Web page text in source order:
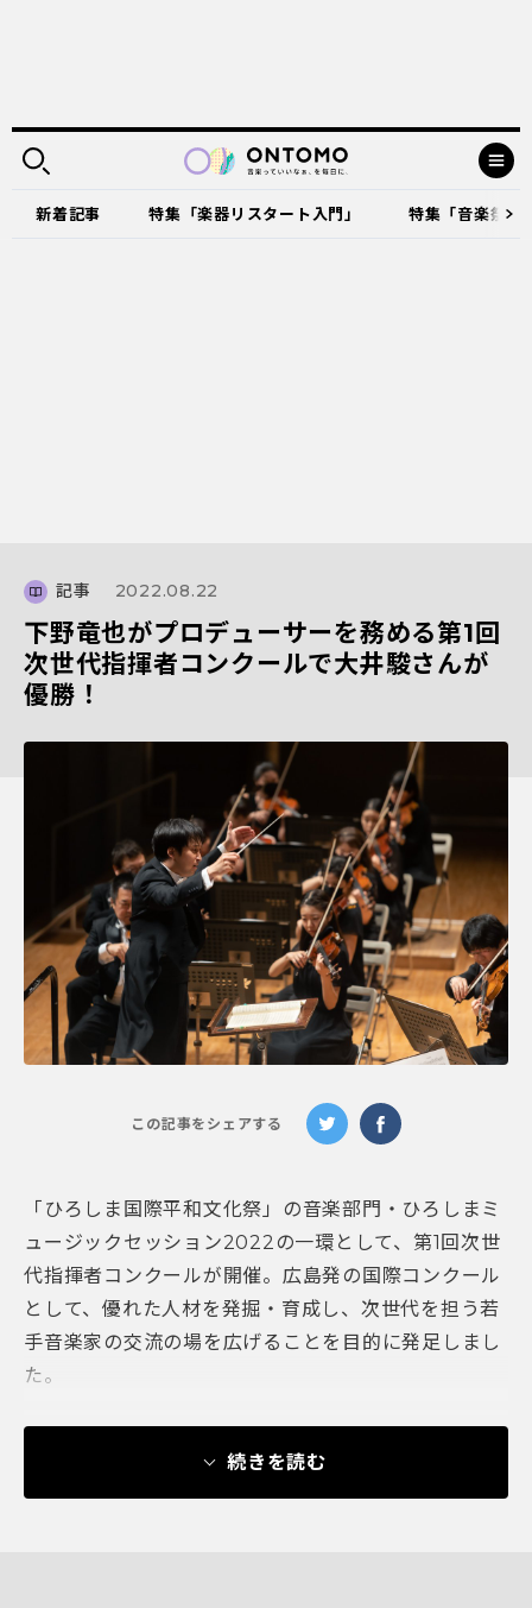
新着記事 特集「楽器リスタート入門」 特集「音楽祭
記事 2022.08.22
下野竜也がプロデューサーを務める第1回
次世代指揮者コンクールで大井駿さんが
優勝！
この記事をシェアする
「ひろしま国際平和文化祭」の音楽部門・ひろしまミ
ュージックセッション2022の一環として、第1回次世
代指揮者コンクールが開催。広島発の国際コンクール
として、優れた人材を発掘・育成し、次世代を担う若
手音楽家の交流の場を広げることを目的に発足しまし
た。
続きを読む